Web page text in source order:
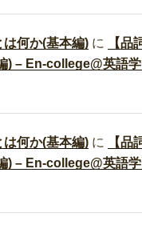
は何か(基本編) に
【品
) – En-college@英語
は何か(基本編) に
【品
) – En-college@英語